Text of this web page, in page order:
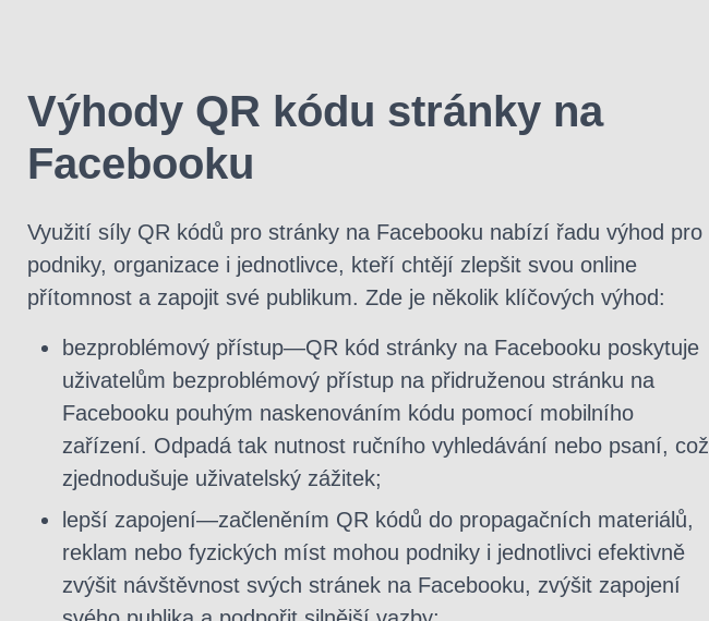
Výhody QR kódu stránky na
Facebooku
Využití síly QR kódů pro stránky na Facebooku nabízí řadu výhod pro
podniky, organizace i jednotlivce, kteří chtějí zlepšit svou online
přítomnost a zapojit své publikum. Zde je několik klíčových výhod:
bezproblémový přístup—QR kód stránky na Facebooku poskytuje
uživatelům bezproblémový přístup na přidruženou stránku na
Facebooku pouhým naskenováním kódu pomocí mobilního
zařízení. Odpadá tak nutnost ručního vyhledávání nebo psaní, což
zjednodušuje uživatelský zážitek;
lepší zapojení—začleněním QR kódů do propagačních materiálů,
reklam nebo fyzických míst mohou podniky i jednotlivci efektivně
zvýšit návštěvnost svých stránek na Facebooku, zvýšit zapojení